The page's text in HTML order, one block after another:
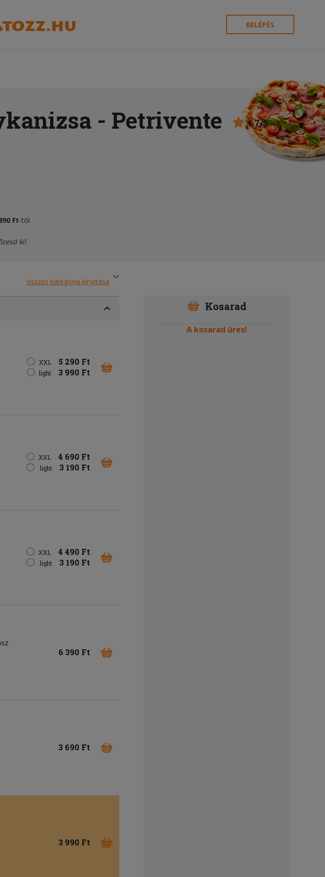
BELÉPÉS
- Petrivente
4.7/5
0 Ft-tól
ki!
összes kategória kinyitása
XXL 5 290 Ft
light 3 990 Ft
XXL 4 690 Ft
light 3 190 Ft
XXL 4 490 Ft
light 3 190 Ft
6 390 Ft
3 690 Ft
3 990 Ft
Kosarad
A kosarad üres!